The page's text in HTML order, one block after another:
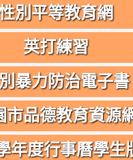
別平等教育網
英打練習
暴力防治電子書
市品德教育資源
年度行事曆學生